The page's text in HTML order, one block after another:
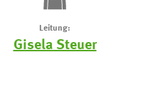
Leitung:
Gisela Steuer